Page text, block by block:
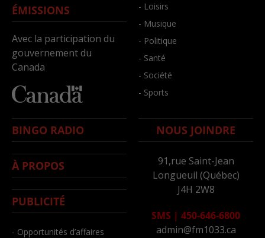
ÉMISSIONS
Avec la participation du
gouvernement du
Canada
- Loisirs
- Musique
- Politique
- Santé
- Société
- Sports
BINGO RADIO
À PROPOS
PUBLICITÉ
- Opportunités d’affaires
NOUS JOINDRE
91,rue Saint-Jean
Longueuil (Québec)
J4H 2W8
SMS | 450-646-6800
admin@fm1033.ca